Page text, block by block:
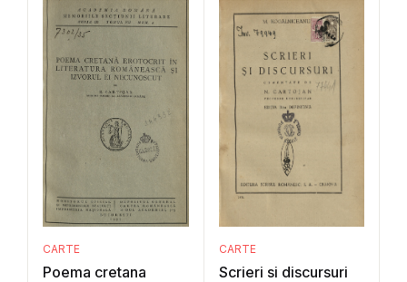
CARTE
Poema cretana
CARTE
Scrieri si discursuri